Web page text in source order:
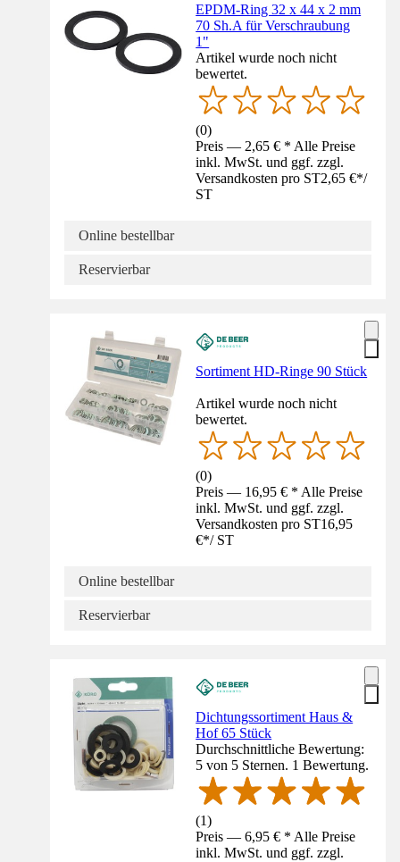
EPDM-Ring 32 x 44 x 2 mm
70 Sh.A für Verschraubung
1"
Artikel wurde noch nicht
bewertet.
(0)
Preis — 2,65 € * Alle Preise
inkl. MwSt. und ggf. zzgl.
Versandkosten pro ST2,65 €*/
ST
Online bestellbar
Reservierbar
Sortiment HD-Ringe 90 Stück
Artikel wurde noch nicht
bewertet.
(0)
Preis — 16,95 € * Alle Preise
inkl. MwSt. und ggf. zzgl.
Versandkosten pro ST16,95
€*/ ST
Online bestellbar
Reservierbar
Dichtungssortiment Haus &
Hof 65 Stück
Durchschnittliche Bewertung:
5 von 5 Sternen. 1 Bewertung.
(1)
Preis — 6,95 € * Alle Preise
inkl. MwSt. und ggf. zzgl.